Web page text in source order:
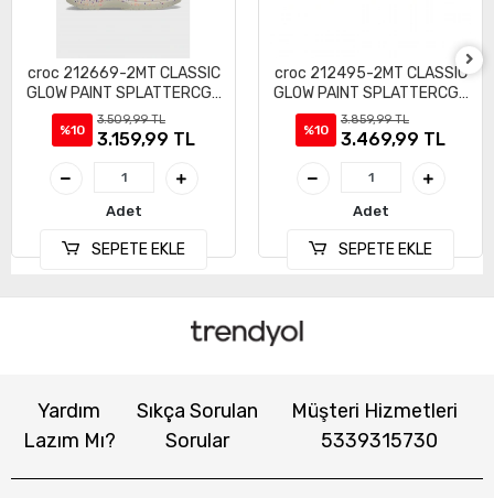
croc 212669-2MT CLASSIC
GLOW PAINT SPLATTERCGK
ÇOCUK SANDALET TERLİK
%10
3.509,99 TL
3.159,99 TL
Adet
SEPETE EKLE
croc 212495-2MT CLASSIC
GLOW PAINT SPLATTERCGK
ÇOCUK SANDALET TERLİK
%10
3.859,99 TL
3.469,99 TL
Adet
SEPETE EKLE
Yardım
Lazım Mı?
Sıkça Sorulan
Sorular
Müşteri Hizmetleri
5339315730